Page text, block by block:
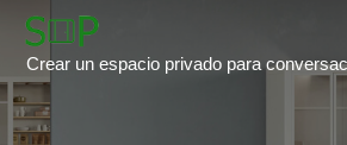
Crear un espacio privado para